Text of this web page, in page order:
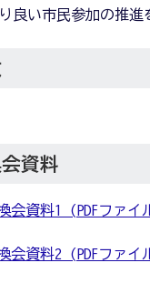
良い市民参加の推進
資料
会資料1 (PDFファイ
会資料2 (PDFファイ